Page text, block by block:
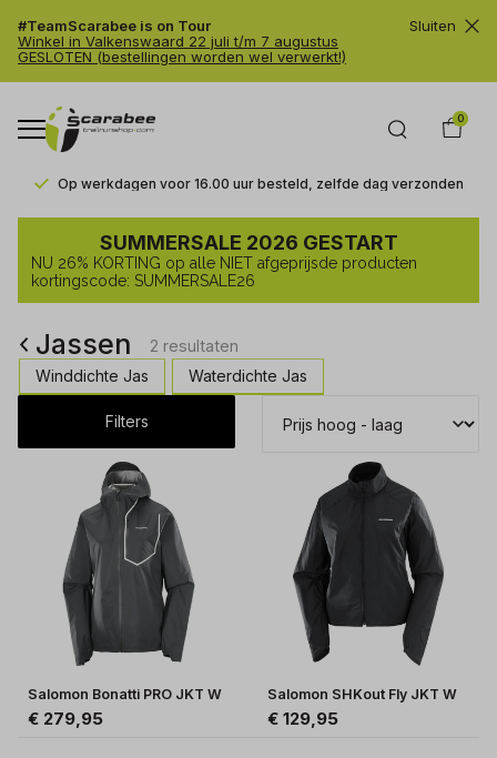
#TeamScarabee is on Tour
Winkel in Valkenswaard 22 juli t/m 7 augustus
GESLOTEN (bestellingen worden wel verwerkt!)
Sluiten
0
Op werkdagen voor 16.00 uur besteld, zelfde dag verzonden
Jassen
Trailrunshop
SUMMERSALE 2026 GESTART
NU 26% KORTING op alle NIET afgeprijsde producten
kortingscode: SUMMERSALE26
Jassen
2 resultaten
Winddichte Jas
Waterdichte Jas
Filters
Salomon Bonatti PRO JKT W
€ 279,95
Salomon SHKout Fly JKT W
€ 129,95